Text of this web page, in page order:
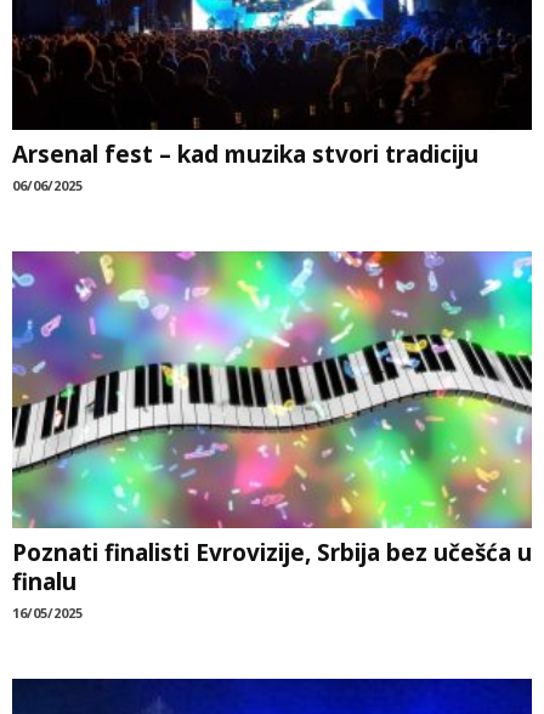
Arsenal fest – kad muzika stvori tradiciju
06/06/2025
Poznati finalisti Evrovizije, Srbija bez učešća u
finalu
16/05/2025